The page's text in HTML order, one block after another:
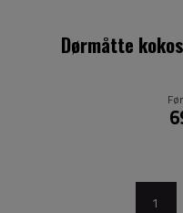
Dørmåtte
1